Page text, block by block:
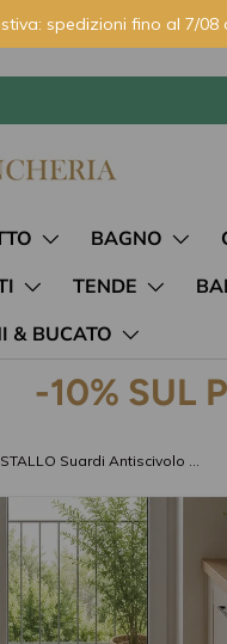
spedizioni fino al 7/08
BAGNO
TENDE
& BUCATO
-10% SUL
Tappeto CRISTALLO Suardi Antiscivolo in Ciniglia – Tappeto Cucina, Ingresso e Soggiorno
nella visualizzazione